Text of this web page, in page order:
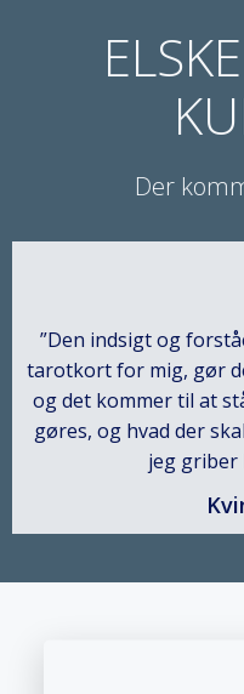
Der
”Den indsigt og
tarotkort for mig, gør
og det kommer til at
gøres, og hvad der
jeg griber